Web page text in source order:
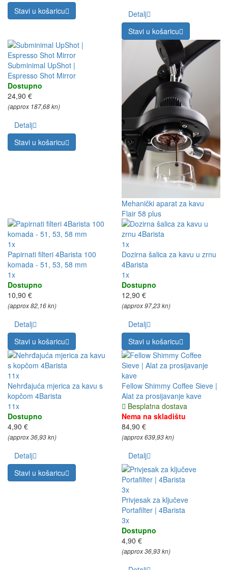
Stavi u košaricu
Detalj
Stavi u košaricu
Subminimal UpShot |
Espresso Shot Mirror
Dostupno
24,90 €
(approx 187,68 kn)
Detalj
Stavi u košaricu
Mehanički aparat za kavu
Flair 58 plus
1x
Papirnati filteri 4Barista 100
komada - 51, 53, 58 mm
1x
Dostupno
10,90 €
(approx 82,16 kn)
Detalj
Stavi u košaricu
1x
Dozirna šalica za kavu u zrnu
4Barista
1x
Dostupno
12,90 €
(approx 97,23 kn)
Detalj
Stavi u košaricu
11x
Nehrđajuća mjerica za kavu s
kopčom 4Barista
11x
Dostupno
4,90 €
(approx 36,93 kn)
Detalj
Stavi u košaricu
Fellow Shimmy Coffee Sieve |
Alat za prosijavanje kave
Besplatna dostava
Nema na skladištu
84,90 €
(approx 639,93 kn)
Detalj
3x
Privjesak za ključeve
Portafilter | 4Barista
3x
Dostupno
4,90 €
(approx 36,93 kn)